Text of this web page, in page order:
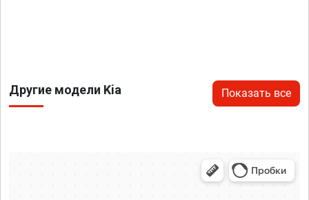
Другие модели Kia Показать все